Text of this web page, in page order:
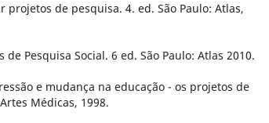
projetos de pesquisa. 4. ed. São Paulo: Atlas,
de Pesquisa Social. 6 ed. São Paulo: Atlas 2010.
e mudança na educação - os projetos de
Médicas, 1998.